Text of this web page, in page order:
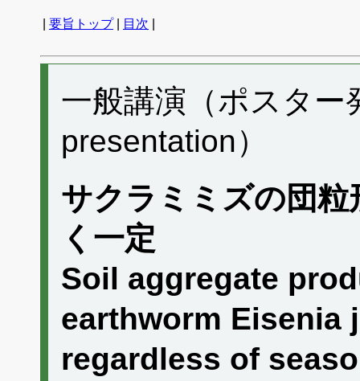
要旨トップ| 目次
一般講演（ポスタ
presentation）
サクラミミズの団
く一定
Soil aggregate
earthworm Eisenia
regardless of